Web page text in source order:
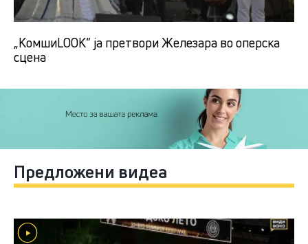
„КомшиLOOK“ ја претвори Железара во оперска
сцена
Предложени видеа